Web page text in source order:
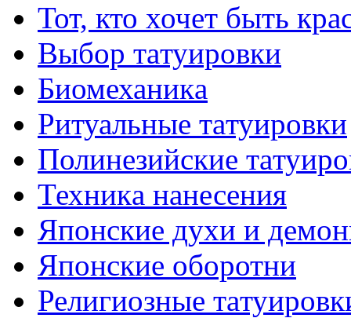
Тот, кто хочет быть
Выбор тaтуировки
Биомеханикa
Ритуальные тaтуировки
Полинезийские
Техникa нанесения
Японские духи и
Японские оборотни
Религиозные